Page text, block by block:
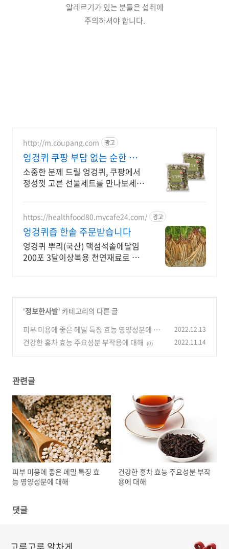
알레르기가 있는 분들은 섭취에
주의하셔야 합니다.
http://m.coupang.com 광고
엉겅퀴 쿠팡 부담 없는 순한 맛
과 향
소중한 분께 드릴 엉겅퀴, 쿠팡에서
정성껏 고른 선물세트를 만나보세
도 누리세요.
https://healthfood80.mycafe24.com/ 광고
엉겅퀴즙 한솥 주문받습니다
엉겅퀴 뿌리(국산) 맥섬석솥에달임
200포 3달이상복용 천연재료로 향
'정보한사발' 카테고리의 다른 글
피부 미용에 좋은 메밀 특징 효능 영양성분에 대
해
(0)
2022.12.13
건강한 홍차 효능 주요성분 부작용에 대해 (0) 2022.11.14
관련글
피부 미용에 좋은 메밀 특징 효
능 영양성분에 대해
건강한 홍차 효능 주요성분 부작
용에 대해
댓글